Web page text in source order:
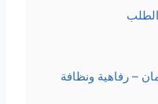
– رفاهية ونظافة